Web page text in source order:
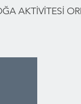
AKTİVİTESİ